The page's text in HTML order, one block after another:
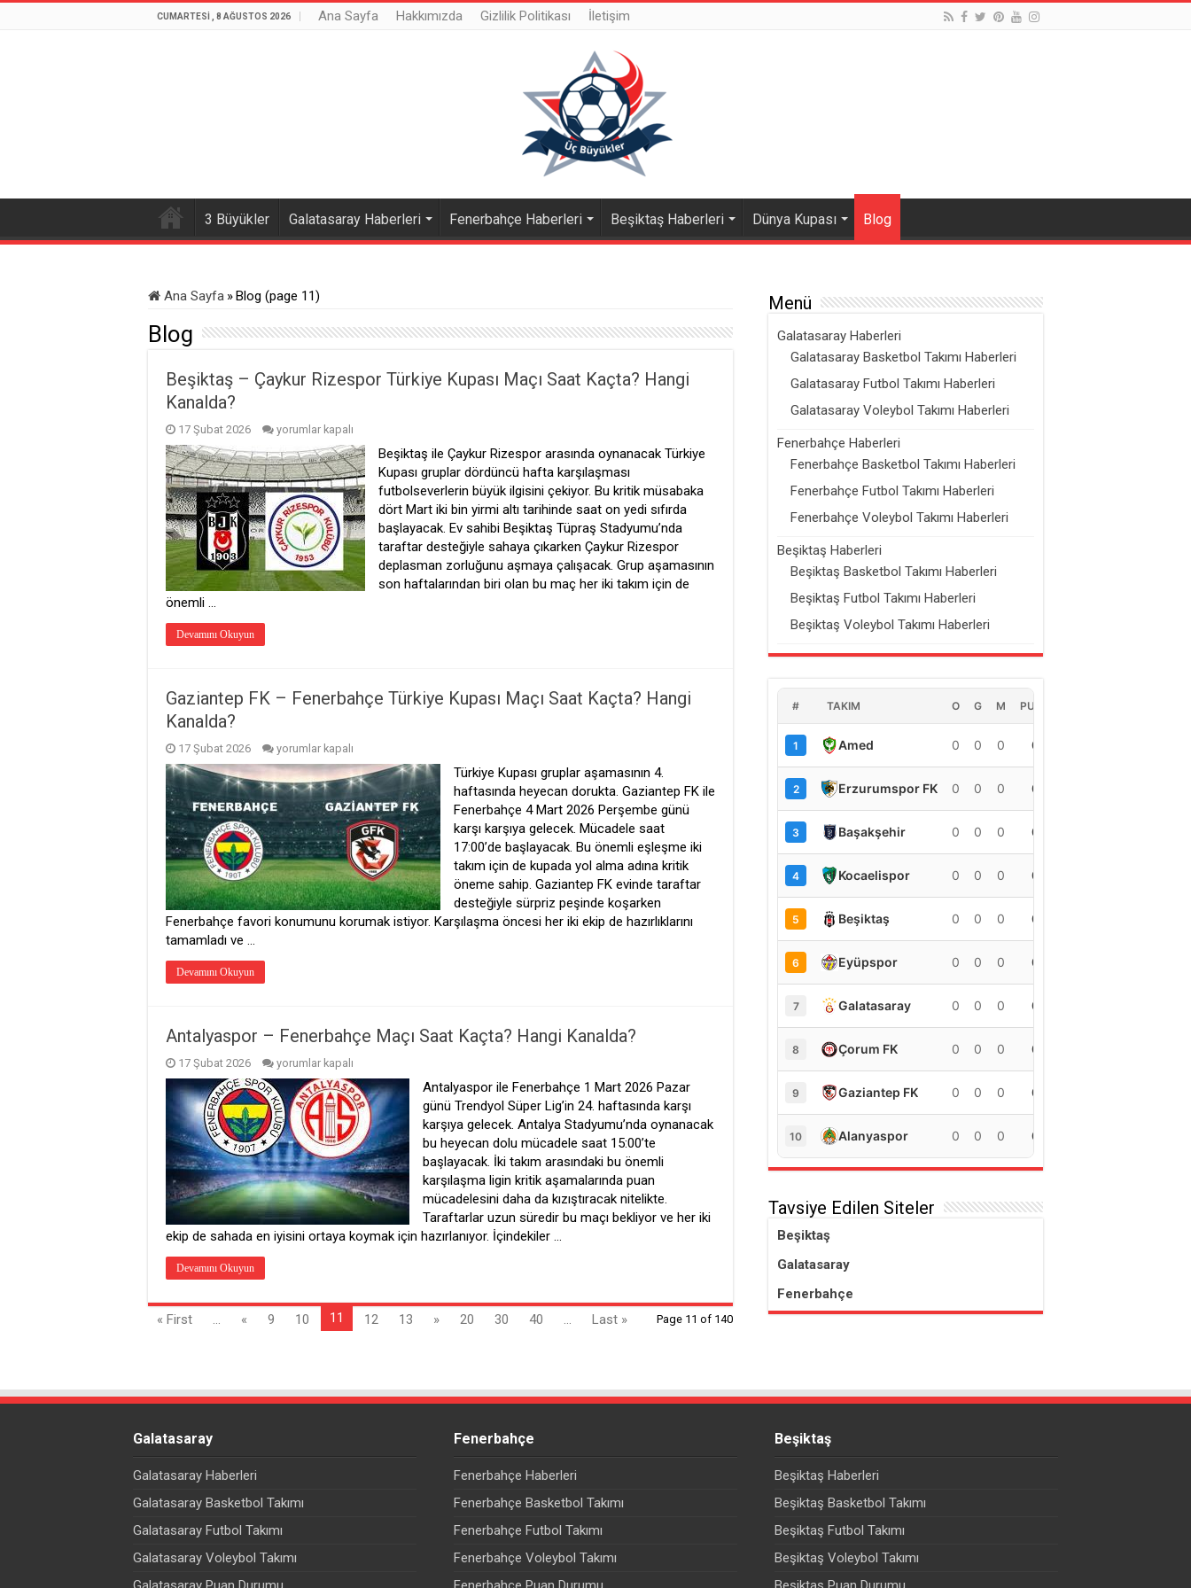
CUMARTESI , 8 AĞUSTOS 2026 Ana Sayfa Hakkımızda Gizlilik Politikası İletişim
3 Büyükler Galatasaray Haberleri Fenerbahçe Haberleri Beşiktaş Haberleri Dünya Kupası Blog
Ana Sayfa »Blog (page 11)
Blog
Beşiktaş – Çaykur Rizespor Türkiye Kupası Maçı Saat Kaçta? Hangi
Kanalda?
17 Şubat 2026
Beşiktaş
Çaykur
Rizespor
Türkiye
Kupası
Maçı
Saat
Kaçta?
Hangi
Kanalda?
için
yorumlar kapalı
Beşiktaş ile Çaykur Rizespor arasında oynanacak Türkiye
Kupası gruplar dördüncü hafta karşılaşması
futbolseverlerin büyük ilgisini çekiyor. Bu kritik müsabaka
dört Mart iki bin yirmi altı tarihinde saat on yedi sıfırda
başlayacak. Ev sahibi Beşiktaş Tüpraş Stadyumu’nda
taraftar desteğiyle sahaya çıkarken Çaykur Rizespor
deplasman zorluğunu aşmaya çalışacak. Grup aşamasının
son haftalarından biri olan bu maç her iki takım için de
önemli …
Devamını Okuyun
Gaziantep FK – Fenerbahçe Türkiye Kupası Maçı Saat Kaçta? Hangi
Kanalda?
17 Şubat 2026
Gaziantep
FK
–
Fenerbahçe
Türkiye
Kupası
Maçı
Saat
Kaçta?
Hangi
Kanalda?
için
yorumlar kapalı
Türkiye Kupası gruplar aşamasının 4.
haftasında heyecan dorukta. Gaziantep FK ile
Fenerbahçe 4 Mart 2026 Perşembe günü
karşı karşıya gelecek. Mücadele saat
17:00’de başlayacak. Bu önemli eşleşme iki
takım için de kupada yol alma adına kritik
öneme sahip. Gaziantep FK evinde taraftar
desteğiyle sürpriz peşinde koşarken
Fenerbahçe favori konumunu korumak istiyor. Karşılaşma öncesi her iki ekip de hazırlıklarını
tamamladı ve …
Devamını Okuyun
Antalyaspor – Fenerbahçe Maçı Saat Kaçta? Hangi Kanalda?
17 Şubat 2026
Antalyaspor
–
Fenerbahçe
Maçı
Saat
Kaçta?
Hangi
Kanalda?
için
yorumlar kapalı
Antalyaspor ile Fenerbahçe 1 Mart 2026 Pazar
günü Trendyol Süper Lig’in 24. haftasında karşı
karşıya gelecek. Antalya Stadyumu’nda oynanacak
bu heyecan dolu mücadele saat 15:00’te
başlayacak. İki takım arasındaki bu önemli
karşılaşma ligin kritik aşamalarında puan
mücadelesini daha da kızıştıracak nitelikte.
Taraftarlar uzun süredir bu maçı bekliyor ve her iki
ekip de sahada en iyisini ortaya koymak için hazırlanıyor. İçindekiler …
Devamını Okuyun
Page 11 of 140
« First ... « 9 10 11 12 13 » 20 30 40 ... Last »
Menü
Galatasaray Haberleri
Galatasaray Basketbol Takımı Haberleri
Galatasaray Futbol Takımı Haberleri
Galatasaray Voleybol Takımı Haberleri
Fenerbahçe Haberleri
Fenerbahçe Basketbol Takımı Haberleri
Fenerbahçe Futbol Takımı Haberleri
Fenerbahçe Voleybol Takımı Haberleri
Beşiktaş Haberleri
Beşiktaş Basketbol Takımı Haberleri
Beşiktaş Futbol Takımı Haberleri
Beşiktaş Voleybol Takımı Haberleri
# TAKIM O G M PUAN
1 Amed 0 0 0 0
2 Erzurumspor FK 0 0 0 0
3 Başakşehir 0 0 0 0
4 Kocaelispor 0 0 0 0
5 Beşiktaş 0 0 0 0
6 Eyüpspor 0 0 0 0
7 Galatasaray 0 0 0 0
8 Çorum FK 0 0 0 0
9 Gaziantep FK 0 0 0 0
10 Alanyaspor 0 0 0 0
Tavsiye Edilen Siteler
Beşiktaş
Galatasaray
Fenerbahçe
Galatasaray
Galatasaray Haberleri
Galatasaray Basketbol Takımı
Galatasaray Futbol Takımı
Galatasaray Voleybol Takımı
Fenerbahçe
Fenerbahçe Haberleri
Fenerbahçe Basketbol Takımı
Fenerbahçe Futbol Takımı
Fenerbahçe Voleybol Takımı
Beşiktaş
Beşiktaş Haberleri
Beşiktaş Basketbol Takımı
Beşiktaş Futbol Takımı
Beşiktaş Voleybol Takımı